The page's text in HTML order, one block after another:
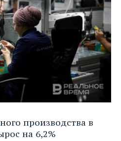
производства в
на 6,2%